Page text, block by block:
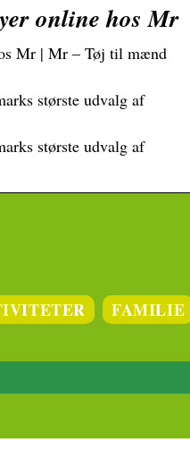
online hos Mr
Mr | Mr – Tøj til mænd
største udvalg af
største udvalg af
FAMILIE